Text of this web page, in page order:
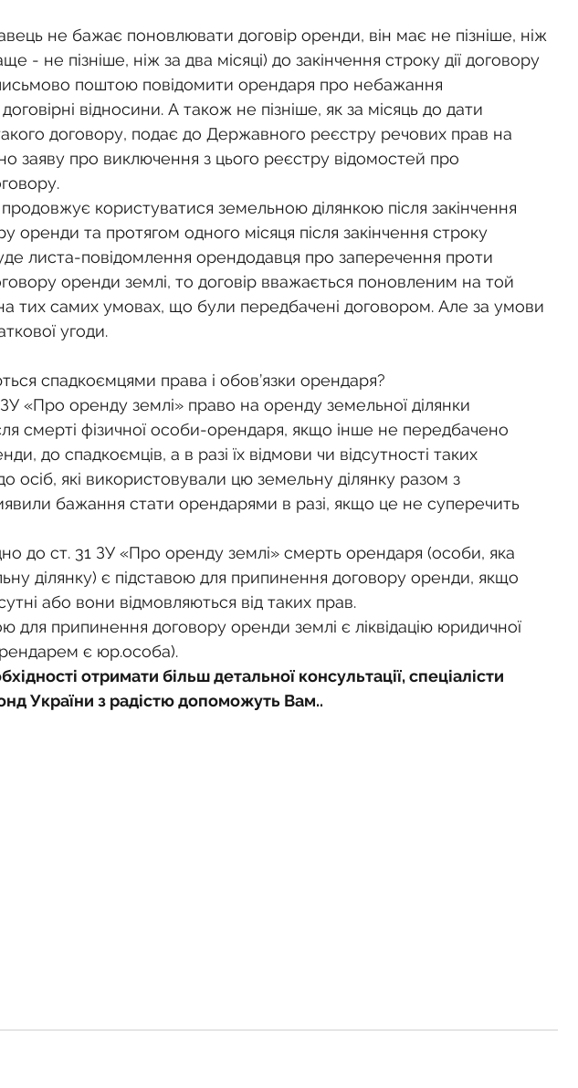
не бажає поновлювати договір оренди, він має не пізніше, ніж
- не пізніше, ніж за два місяці) до закінчення строку дії договору
поштою повідомити орендаря про небажання
відносини. А також не пізніше, як за місяць до дати
такого договору, подає до Державного реєстру речових прав на
заяву про виключення з цього реєстру відомостей про
користуватися земельною ділянкою після закінчення
оренди та протягом одного місяця після закінчення строку
листа-повідомлення орендодавця про заперечення проти
оренди землі, то договір вважається поновленим на той
тих самих умовах, що були передбачені договором. Але за умови
угоди.
спадкоємцями права і обов’язки орендаря?
ЗУ «Про оренду землі» право на оренду земельної ділянки
смерті фізичної особи-орендаря, якщо інше не передбачено
до спадкоємців, а в разі їх відмови чи відсутності таких
осіб, які використовували цю земельну ділянку разом з
бажання стати орендарями в разі, якщо це не суперечить
до ст. 31 ЗУ «Про оренду землі» смерть орендаря (особи, яка
ділянку) є підставою для припинення договору оренди, якщо
або вони відмовляються від таких прав.
для припинення договору оренди землі є ліквідацію юридичної
є юр.особа).
отримати більш детальної консультації, спеціалісти
України з радістю допоможуть Вам..